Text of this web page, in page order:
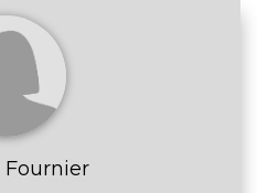
Fournier